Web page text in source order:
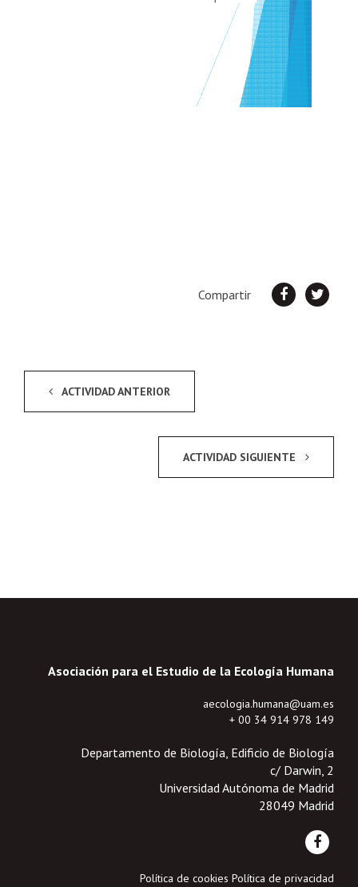
Compartir
ACTIVIDAD ANTERIOR
ACTIVIDAD SIGUIENTE
Asociación para el Estudio de la Ecología Humana
aecologia.humana@uam.es
+ 00 34 914 978 149
Departamento de Biología, Edificio de Biología
c/ Darwin, 2
Universidad Autónoma de Madrid
28049 Madrid
Política de cookies Política de privacidad